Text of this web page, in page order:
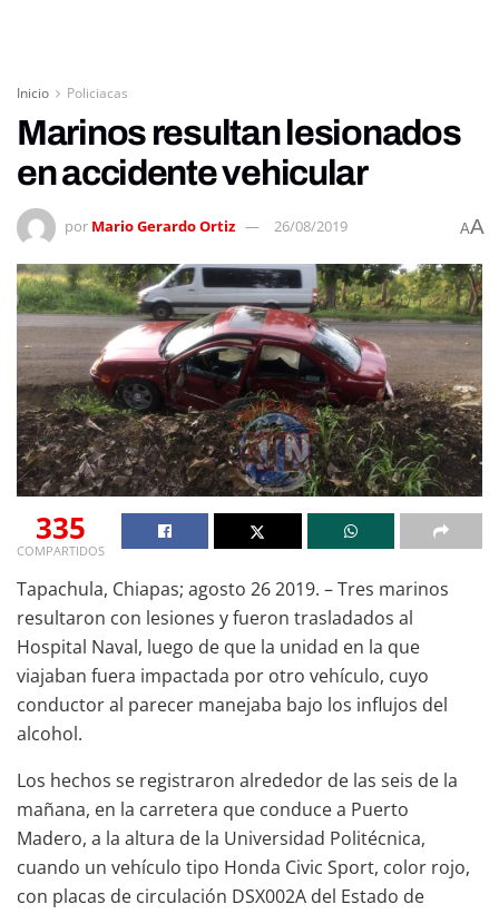
Inicio Policiacas
Marinos resultan lesionados
en accidente vehicular
por Mario Gerardo Ortiz 26/08/2019 AA
335
COMPARTIDOS
Tapachula, Chiapas; agosto 26 2019. – Tres marinos
resultaron con lesiones y fueron trasladados al
Hospital Naval, luego de que la unidad en la que
viajaban fuera impactada por otro vehículo, cuyo
conductor al parecer manejaba bajo los influjos del
alcohol.
Los hechos se registraron alrededor de las seis de la
mañana, en la carretera que conduce a Puerto
Madero, a la altura de la Universidad Politécnica,
cuando un vehículo tipo Honda Civic Sport, color rojo,
con placas de circulación DSX002A del Estado de